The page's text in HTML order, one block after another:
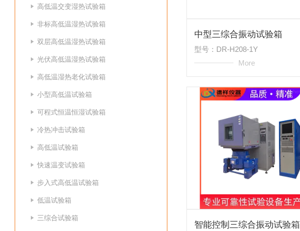
高低温交变湿热试验箱
非标高低温湿热试验箱
双层高低温湿热试验箱
光伏高低温湿热试验箱
高低温湿热老化试验箱
小型高低温试验箱
可程式恒温恒湿试验箱
冷热冲击试验箱
高低温试验箱
快速温变试验箱
步入式高低温试验箱
低温试验箱
三综合试验箱
中型三综合振动试验箱
型号：DR-H208-1Y
More
智能控制三综合振动试验箱